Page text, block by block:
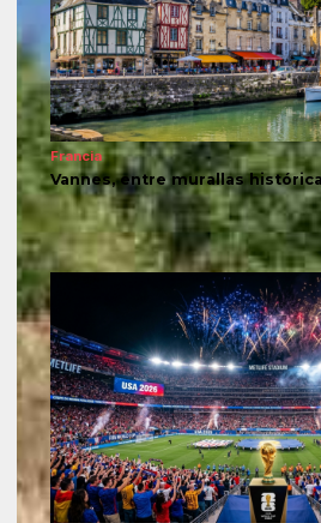
Francia
Vannes, entre murallas